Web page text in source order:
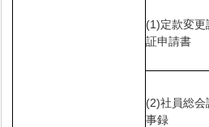
(1)定款変更
証申請書
(2)社員総会
事録